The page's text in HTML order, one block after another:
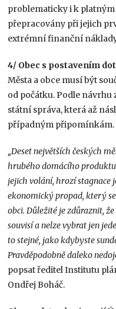
problematicky i k
přepracovány při jejich
extrémní finanční
4/ Obec s postavením
Města a obce musí být
od počátku. Podle
státní správa, která až
případným připomínkám.
„Deset největších českých
hrubého domácího
jejich volání, hrozí stagnace
ekonomický propad, který
obci. Důležité je zdůraznit,
souvisí a nelze vybrat jen
to stejné, jako kdybyste
Pravděpodobně daleko
popsat ředitel Institutu
Ondřej Boháč.